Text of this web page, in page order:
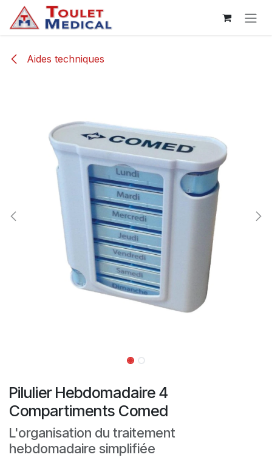
Se rendre au contenu
Aides techniques
Pilulier Hebdomadaire 4
Compartiments Comed
L'organisation du traitement
hebdomadaire simplifiée